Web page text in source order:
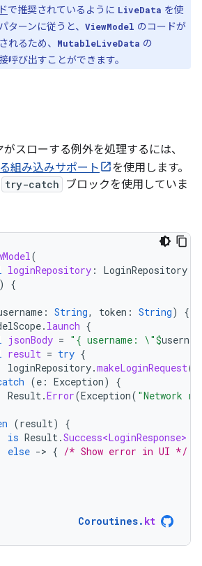
で推奨されているように LiveData を使
ターンに従うと、 ViewModel のコードが
れるため、
MutableLiveData の
呼び出すことができます。
がスローする例外を処理するには、
組み込みサポート
を使用します。
try-catch
ブロックを使用していま
(
loginRepository :
LoginRepository
{
: String, token : String)
{
. launch {
jsonBody = "{ username: \"$
result = try {
loginRepository.makeLoginRequest(
(e : Exception)
{
Result.Error(Exception( "Network
(result)
{
is Result.Success<LoginResponse>
else -> { /* Show error in UI */
Coroutines. kt